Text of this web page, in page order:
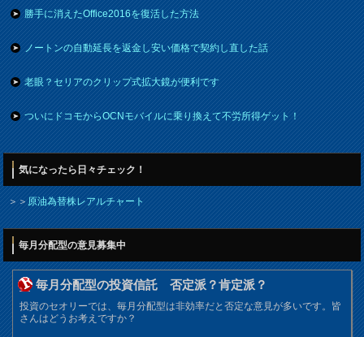
勝手に消えたOffice2016を復活した方法
ノートンの自動延長を返金し安い価格で契約し直した話
老眼？セリアのクリップ式拡大鏡が便利です
ついにドコモからOCNモバイルに乗り換えて不労所得ゲット！
気になったら日々チェック！
＞＞原油為替株レアルチャート
毎月分配型の意見募集中
毎月分配型の投資信託 否定派？肯定派？
投資のセオリーでは、毎月分配型は非効率だと否定な意見が多いです。皆
さんはどうお考えですか？